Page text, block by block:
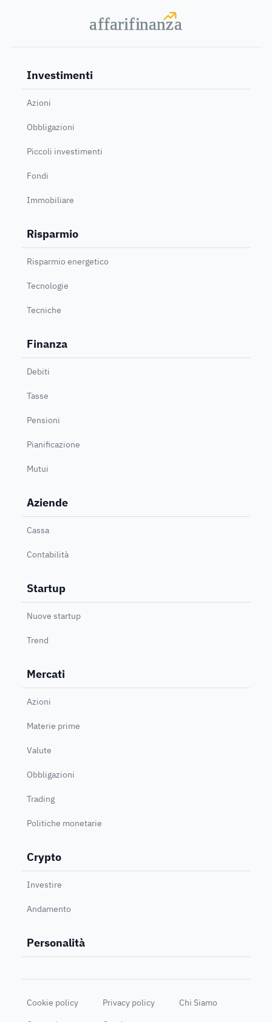
affarifinanza
affarifinanza
Investimenti
Azioni
Obbligazioni
Piccoli investimenti
Fondi
Immobiliare
Risparmio
Risparmio energetico
Tecnologie
Tecniche
Finanza
Debiti
Tasse
Pensioni
Pianificazione
Mutui
Aziende
Cassa
Contabilità
Startup
Nuove startup
Trend
Mercati
Azioni
Materie prime
Valute
Obbligazioni
Trading
Politiche monetarie
Crypto
Investire
Andamento
Personalità
Cookie policy Privacy policy
Chi Siamo